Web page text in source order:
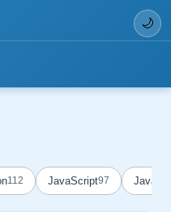
🌙
112 JavaScript97 Java